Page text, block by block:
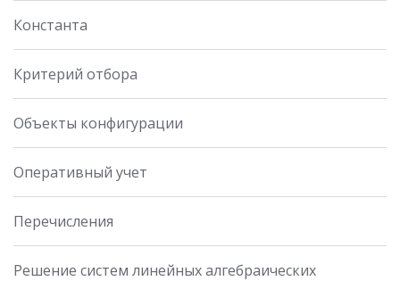
Константа
Критерий отбора
Объекты конфигурации
Оперативный учет
Перечисления
Решение систем линейных алгебраических